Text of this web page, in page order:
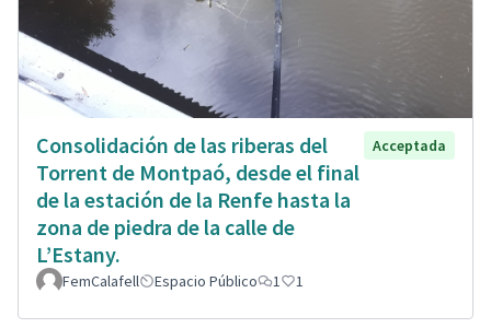
Consolidación de las riberas del
Torrent de Montpaó, desde el final
de la estación de la Renfe hasta la
zona de piedra de la calle de
L’Estany.
Acceptada
FemCalafell Espacio Público 1 1